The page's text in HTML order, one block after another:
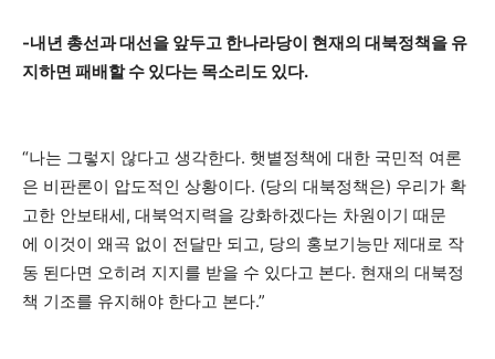
-내년 총선과 대선을 앞두고 한나라당이 현재의 대북정책을 유
지하면 패배할 수 있다는 목소리도 있다.
“나는 그렇지 않다고 생각한다. 햇볕정책에 대한 국민적 여론
은 비판론이 압도적인 상황이다. (당의 대북정책은) 우리가 확
고한 안보태세, 대북억지력을 강화하겠다는 차원이기 때문
에 이것이 왜곡 없이 전달만 되고, 당의 홍보기능만 제대로 작
동 된다면 오히려 지지를 받을 수 있다고 본다. 현재의 대북정
책 기조를 유지해야 한다고 본다.”